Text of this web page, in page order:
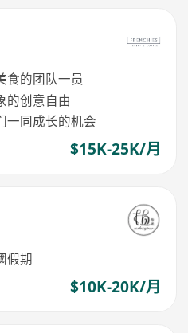
食的团队一员
的创意自由
一同成长的机会
$15K-25K/月
假期
$10K-20K/月